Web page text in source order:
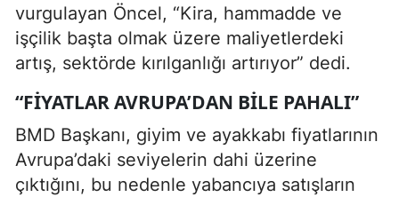
vurgulayan Öncel, “Kira, hammadde ve
işçilik başta olmak üzere maliyetlerdeki
artış, sektörde kırılganlığı artırıyor” dedi.
“FIYATLAR AVRUPA’DAN BILE PAHALI”
BMD Başkanı, giyim ve ayakkabı fiyatlarının
Avrupa’daki seviyelerin dahi üzerine
çıktığını, bu nedenle yabancıya satışların